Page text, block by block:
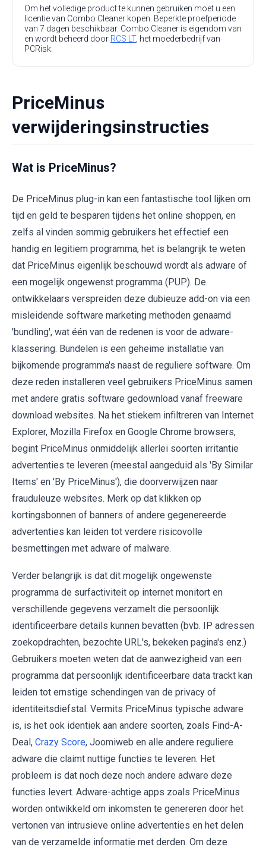
Om het volledige product te kunnen gebruiken moet u een
licentie van Combo Cleaner kopen. Beperkte proefperiode
van 7 dagen beschikbaar. Combo Cleaner is eigendom van
en wordt beheerd door RCS LT, het moederbedrijf van
PCRisk.
PriceMinus
verwijderingsinstructies
Wat is PriceMinus?
De PriceMinus plug-in kan een fantastische tool lijken om
tijd en geld te besparen tijdens het online shoppen, en
zelfs al vinden sommig gebruikers het effectief een
handig en legitiem programma, het is belangrijk te weten
dat PriceMinus eigenlijk beschouwd wordt als adware of
een mogelijk ongewenst programma (PUP). De
ontwikkelaars verspreiden deze dubieuze add-on via een
misleidende software marketing methoden genaamd
'bundling', wat één van de redenen is voor de adware-
klassering. Bundelen is een geheime installatie van
bijkomende programma's naast de reguliere software. Om
deze reden installeren veel gebruikers PriceMinus samen
met andere gratis software gedownload vanaf freeware
download websites. Na het stiekem infiltreren van Internet
Explorer, Mozilla Firefox en Google Chrome browsers,
begint PriceMinus onmiddelijk allerlei soorten irritantie
advertenties te leveren (meestal aangeduid als 'By Similar
Items' en 'By PriceMinus'), die doorverwijzen naar
frauduleuze websites. Merk op dat klikken op
kortingsbonnen of banners of andere gegenereerde
advertenties kan leiden tot verdere risicovolle
besmettingen met adware of malware.
Verder belangrijk is dat dit mogelijk ongewenste
programma de surfactiviteit op internet monitort en
verschillende gegevens verzamelt die persoonlijk
identificeerbare details kunnen bevatten (bvb. IP adressen
zoekopdrachten, bezochte URL's, bekeken pagina's enz.)
Gebruikers moeten weten dat de aanwezigheid van een
programma dat persoonlijk identificeerbare data trackt kan
leiden tot ernstige schendingen van de privacy of
identiteitsdiefstal. Vermits PriceMinus typische adware
is, is het ook identiek aan andere soorten, zoals Find-A-
Deal, Crazy Score, Joomiweb en alle andere reguliere
adware die claimt nuttige functies te leveren. Het
probleem is dat noch deze noch andere adware deze
functies levert. Adware-achtige apps zoals PriceMinus
worden ontwikkeld om inkomsten te genereren door het
vertonen van intrusieve online advertenties en het delen
van de verzamelde informatie met derden. Om deze